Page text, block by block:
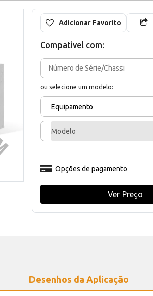
Adicionar Favorito
Compativel com:
ou selecione um modelo:
Equipamento
Modelo
Opções de pagamento
Ver Preço
Desenhos da Aplicação